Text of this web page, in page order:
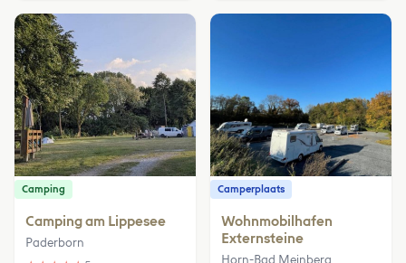
Camping
Camping am Lippesee
Paderborn
Camperplaats
Wohnmobilhafen
Externsteine
Horn-Bad Meinberg